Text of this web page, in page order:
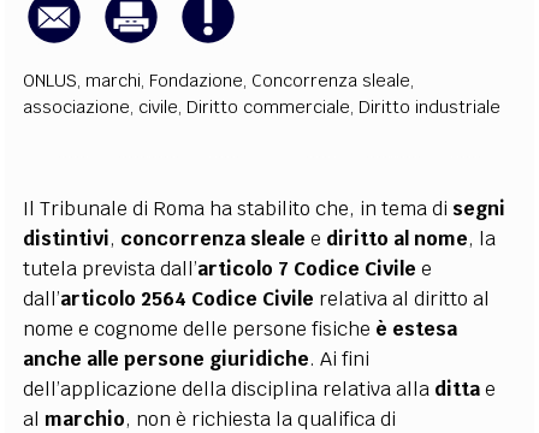
ONLUS, marchi, Fondazione, Concorrenza sleale,
associazione, civile, Diritto commerciale, Diritto industriale
Il Tribunale di Roma ha stabilito che, in tema di segni
distintivi, concorrenza sleale e diritto al nome, la
tutela prevista dall’articolo 7 Codice Civile e
dall’articolo 2564 Codice Civile relativa al diritto al
nome e cognome delle persone fisiche è estesa
anche alle persone giuridiche. Ai fini
dell’applicazione della disciplina relativa alla dittae
al marchio, non è richiesta la qualifica di